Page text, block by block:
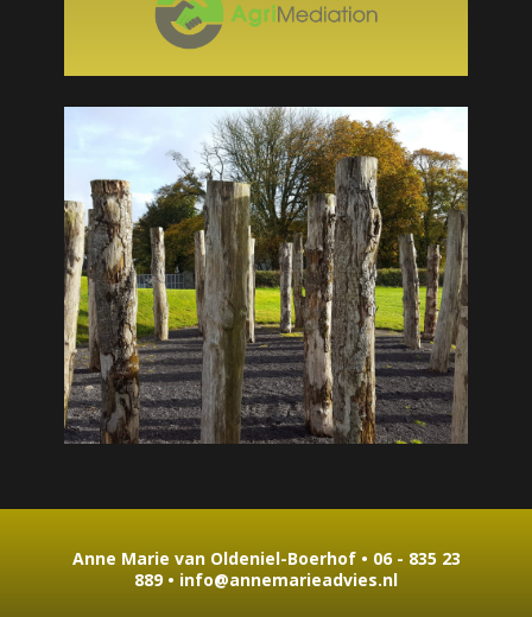
Anne Marie van Oldeniel-Boerhof • 06 - 835 23
889• info@annemarieadvies.nl